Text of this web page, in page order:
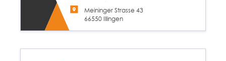
Meininger Strasse 43
66550 Illingen